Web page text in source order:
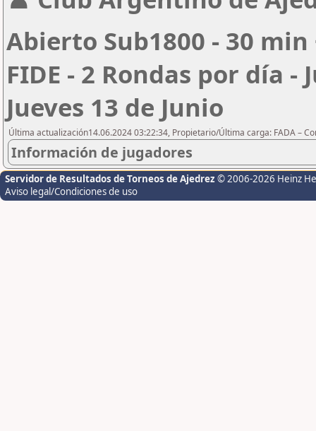
Abierto Sub1800 - 30 min
FIDE - 2 Rondas por día -
Jueves 13 de Junio
Última actualización14.06.2024 03:22:34, Propietario/Última carga: FADA –
Información de jugadores
Servidor de Resultados de Torneos de Ajedrez © 2006-2026 Heinz
Aviso legal/Condiciones de uso